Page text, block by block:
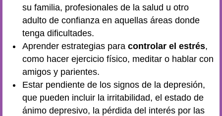
su familia, profesionales de la salud u otro
adulto de confianza en aquellas áreas donde
tenga dificultades.
Aprender estrategias para controlar el estrés,
como hacer ejercicio físico, meditar o hablar con
amigos y parientes.
Estar pendiente de los signos de la depresión,
que pueden incluir la irritabilidad, el estado de
ánimo depresivo, la pérdida del interés por las